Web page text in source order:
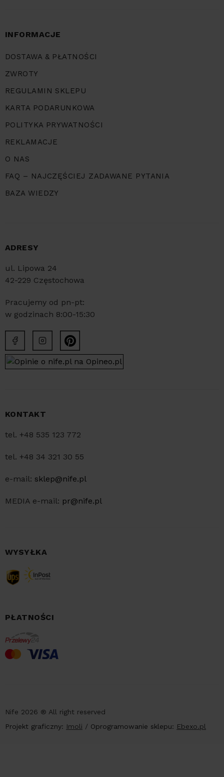
INFORMACJE
DOSTAWA & PŁATNOŚCI
ZWROTY
REGULAMIN SKLEPU
KARTA PODARUNKOWA
POLITYKA PRYWATNOŚCI
REKLAMACJE
O NAS
FAQ – NAJCZĘŚCIEJ ZADAWANE PYTANIA
BAZA WIEDZY
ADRESY
ul. Lipowa 24
42-229 Częstochowa
Pracujemy od pn-pt:
w godzinach 8:00-15:30
KONTAKT
tel. +48 535 123 772
tel. +48 34 321 30 55
e-mail: sklep@nife.pl
MEDIA e-mail: pr@nife.pl
WYSYŁKA
PŁATNOŚCI
Nife 2026 ® All right reserved
Projekt graficzny: Imoli / Oprogramowanie sklepu: Ebexo.pl